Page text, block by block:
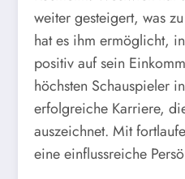
weiter gesteigert, was
hat es ihm ermöglicht,
positiv auf sein
höchsten Schauspieler
erfolgreiche Karriere,
auszeichnet. Mit
eine einflussreiche